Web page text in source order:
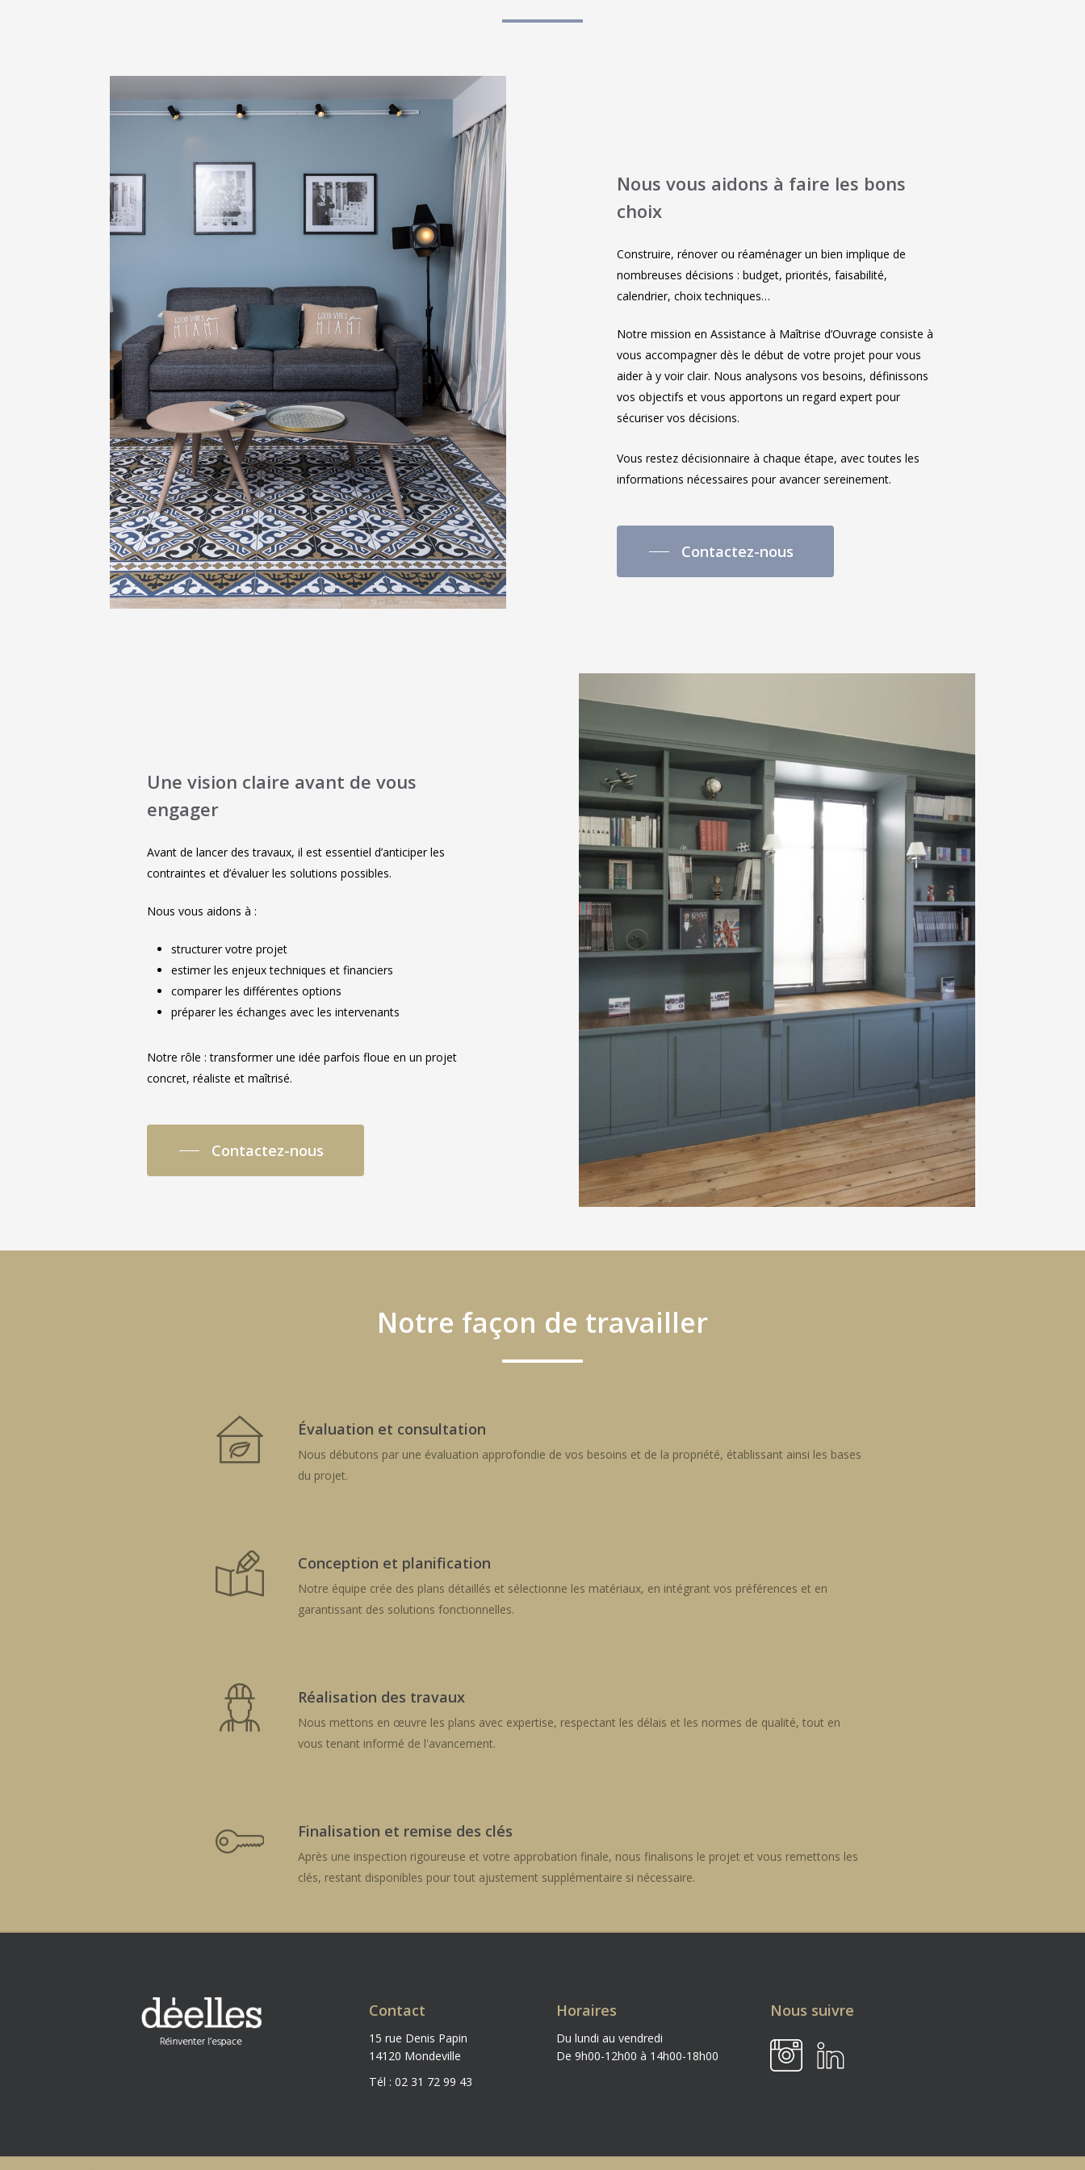
Nous vous aidons à faire les bons
choix
Construire, rénover ou réaménager un bien implique de
nombreuses décisions : budget, priorités, faisabilité,
calendrier, choix techniques…
Notre mission en Assistance à Maîtrise d’Ouvrage consiste à
vous accompagner dès le début de votre projet pour vous
aider à y voir clair. Nous analysons vos besoins, définissons
vos objectifs et vous apportons un regard expert pour
sécuriser vos décisions.
Vous restez décisionnaire à chaque étape, avec toutes les
informations nécessaires pour avancer sereinement.
Contactez-nous
Une vision claire avant de vous
engager
Avant de lancer des travaux, il est essentiel d’anticiper les
contraintes et d’évaluer les solutions possibles.
Nous vous aidons à :
structurer votre projet
estimer les enjeux techniques et financiers
comparer les différentes options
préparer les échanges avec les intervenants
Notre rôle : transformer une idée parfois floue en un projet
concret, réaliste et maîtrisé.
Contactez-nous
Notre façon de travailler
Évaluation et consultation
Nous débutons par une évaluation approfondie de vos besoins et de la propriété, établissant ainsi les bases
du projet.
Conception et planification
Notre équipe crée des plans détaillés et sélectionne les matériaux, en intégrant vos préférences et en
garantissant des solutions fonctionnelles.
Réalisation des travaux
Nous mettons en œuvre les plans avec expertise, respectant les délais et les normes de qualité, tout en
vous tenant informé de l'avancement.
Finalisation et remise des clés
Après une inspection rigoureuse et votre approbation finale, nous finalisons le projet et vous remettons les
clés, restant disponibles pour tout ajustement supplémentaire si nécessaire.
Contact
15 rue Denis Papin
14120 Mondeville
Tél : 02 31 72 99 43
Horaires
Du lundi au vendredi
De 9h00-12h00 à 14h00-18h00
Nous suivre